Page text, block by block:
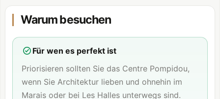
Warum besuchen
Für wen es perfekt ist
Priorisieren sollten Sie das Centre Pompidou,
wenn Sie Architektur lieben und ohnehin im
Marais oder bei Les Halles unterwegs sind.